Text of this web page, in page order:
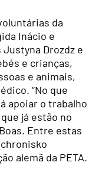
da
Inácio e
Drozdz e
e crianças,
e animais,
“No que
apoiar o trabalho
já estão no
Entre estas
alemã da PETA.